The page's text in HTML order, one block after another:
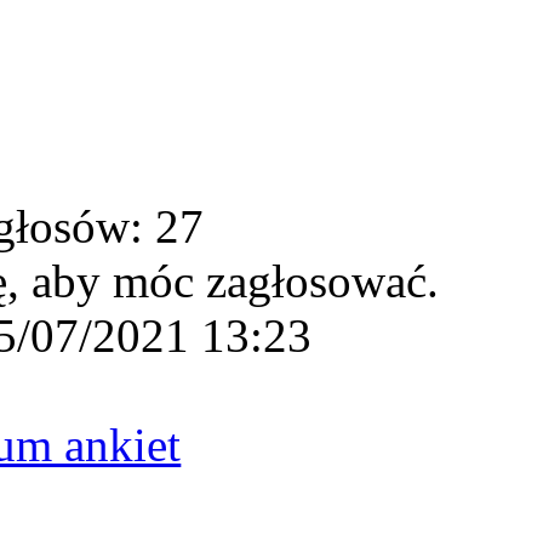
27
aby móc zagłosować.
07/2021 13:23
ankiet